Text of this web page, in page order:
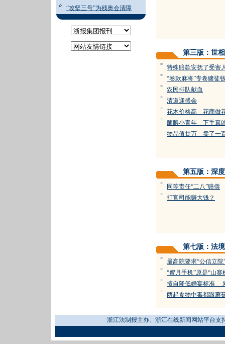
“攻坚三号”为残奥会清障
第三版：世相
= 特殊赔款安抚了受害
= “卷款麻将”专卷赌徒
= 农民排队献血
= 清道迎盛会
= 花木价格高 花商做
= 腼腆小青年 下手真
= 物品值廿万 卖了一
第五版：深度
= 同等责任“二八”赔偿
= 打官司能赚大钱？
第七版：法境
= 最高院要求“公信立院
= “蜜月手机”原是“山寨
= 擅自降低婚宴标准
= 两起食物中毒都跟蘑
浙江法制报主办、浙江在线新闻网站平台